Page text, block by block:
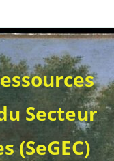
Secteur
(SeGEC)